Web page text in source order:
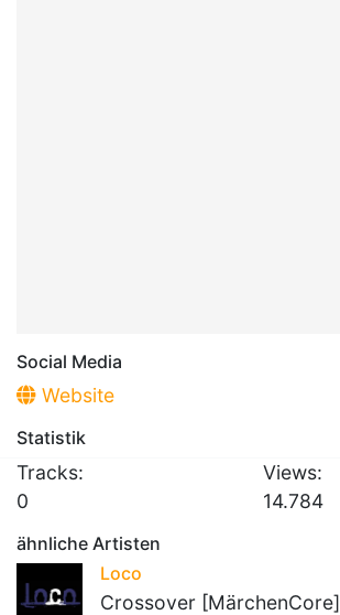
Social Media
Website
Statistik
Tracks:
0
Views:
14.784
ähnliche Artisten
Loco
Crossover [MärchenCore]